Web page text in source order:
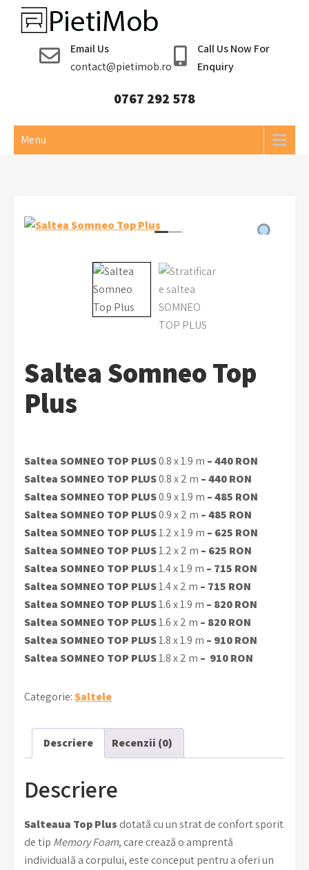
Pieti Mob
Email Us
contact@pietimob.ro
Call Us Now For
Enquiry
0767 292 578
Menu
Saltea Somneo Top
Plus
Saltea SOMNEO TOP PLUS0.8 x 1.9 m – 440 RON
Saltea SOMNEO TOP PLUS0.8 x 2 m – 440 RON
Saltea SOMNEO TOP PLUS0.9 x 1.9 m – 485 RON
Saltea SOMNEO TOP PLUS0.9 x 2 m – 485 RON
Saltea SOMNEO TOP PLUS1.2 x 1.9 m – 625 RON
Saltea SOMNEO TOP PLUS1.2 x 2 m – 625 RON
Saltea SOMNEO TOP PLUS1.4 x 1.9 m – 715 RON
Saltea SOMNEO TOP PLUS1.4 x 2 m – 715 RON
Saltea SOMNEO TOP PLUS1.6 x 1.9 m – 820 RON
Saltea SOMNEO TOP PLUS1.6 x 2 m – 820 RON
Saltea SOMNEO TOP PLUS1.8 x 1.9 m – 910 RON
Saltea SOMNEO TOP PLUS1.8 x 2 m – 910 RON
Categorie:Saltele
Descriere Recenzii (0)
Descriere
Salteaua Top Plus dotată cu un strat de confort sporit
de tip Memory Foam, care crează o amprentă
individuală a corpului, este conceput pentru a oferi un